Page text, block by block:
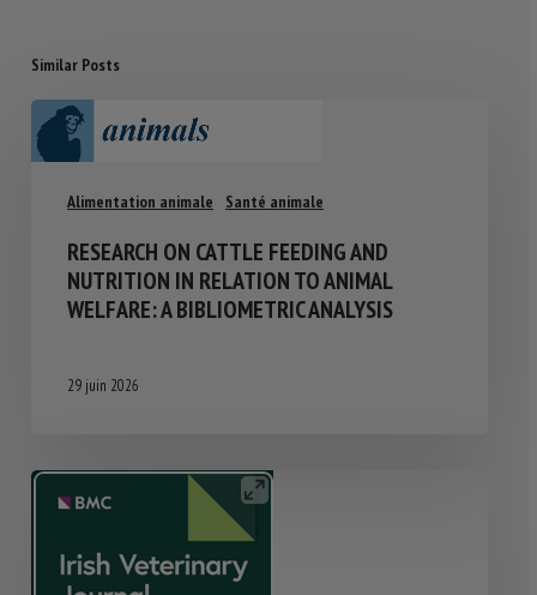
Similar Posts
Alimentation animale Santé animale
RESEARCH ON CATTLE FEEDING AND
NUTRITION IN RELATION TO ANIMAL
WELFARE: A BIBLIOMETRIC ANALYSIS
29 juin 2026